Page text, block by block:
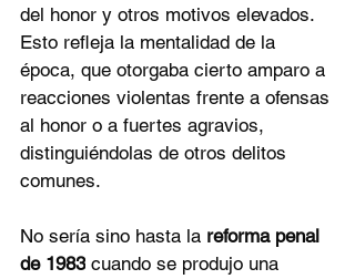
del honor y otros motivos elevados.
Esto refleja la mentalidad de la
época, que otorgaba cierto amparo a
reacciones violentas frente a ofensas
al honor o a fuertes agravios,
distinguiéndolas de otros delitos
comunes.
No sería sino hasta la reforma penal
de 1983 cuando se produjo una